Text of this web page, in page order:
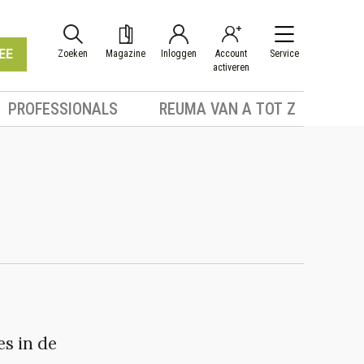
Zoeken Magazine Inloggen
Account
activeren
Service
PROFESSIONALS REUMA VAN A TOT Z
in de